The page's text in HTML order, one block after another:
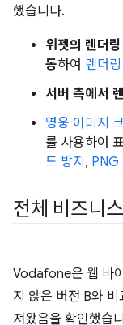
했습니다.
위젯의 렌더
동하여 렌더
서버 측에서
영웅 이미지
를 사용하여
드 방지 , PNG
전체 비즈니
Vodafone은 웹 바
지 않은 버전 B와
져왔음을 확인했습